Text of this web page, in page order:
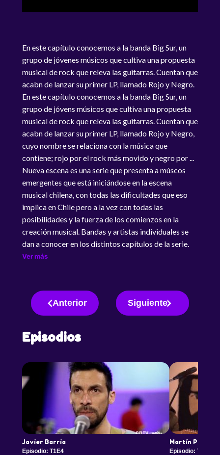
En este capítulo conocemos a la banda Big Sur, un
grupo de jóvenes músicos que cultiva una propuesta
musical de rock que releva las guitarras. Cuentan que
acabn de lanzar su primer LP, llamado Rojo y Negro.
En este capítulo conocemos a la banda Big Sur, un
grupo de jóvens músicos que cultiva una propuesta
musical de rock que releva las guitarras. Cuentan que
acabn de lanzar su primer LP, llamado Rojo y Negro,
cuyo nombre se relaciona con la música que
contiene; rojo por el rock más movido y negro por ...
Nueva escena es una serie que presenta a múscos
emergentes que está iniciándose en la escena
musical chilena, con todas las dificultades que eso
implica en Chile pero a la vez con todas las
posibilidades y la fuerza de los comienzos en la
creación musical. Bandas y artistas individuales se
dan a conocer en los distintos capítulos de la serie.
Ver más
Anterior Siguiente
Episodios
Javier Barria
Episodio: T1E4
Martín
Episodio: T1E7